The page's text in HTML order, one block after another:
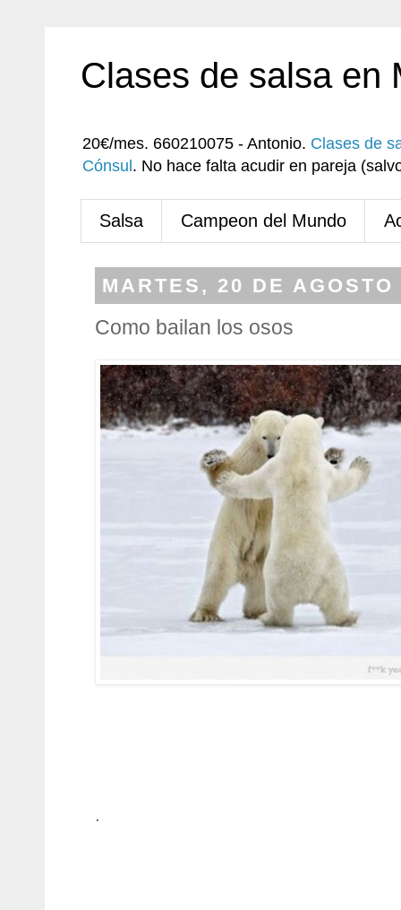
Clases de salsa en
20€/mes. 660210075 - Antonio. Clases de
Cónsul . No hace falta acudir en pareja
Salsa Campeon del Mundo
MARTES, 20 DE
Como bailan los osos